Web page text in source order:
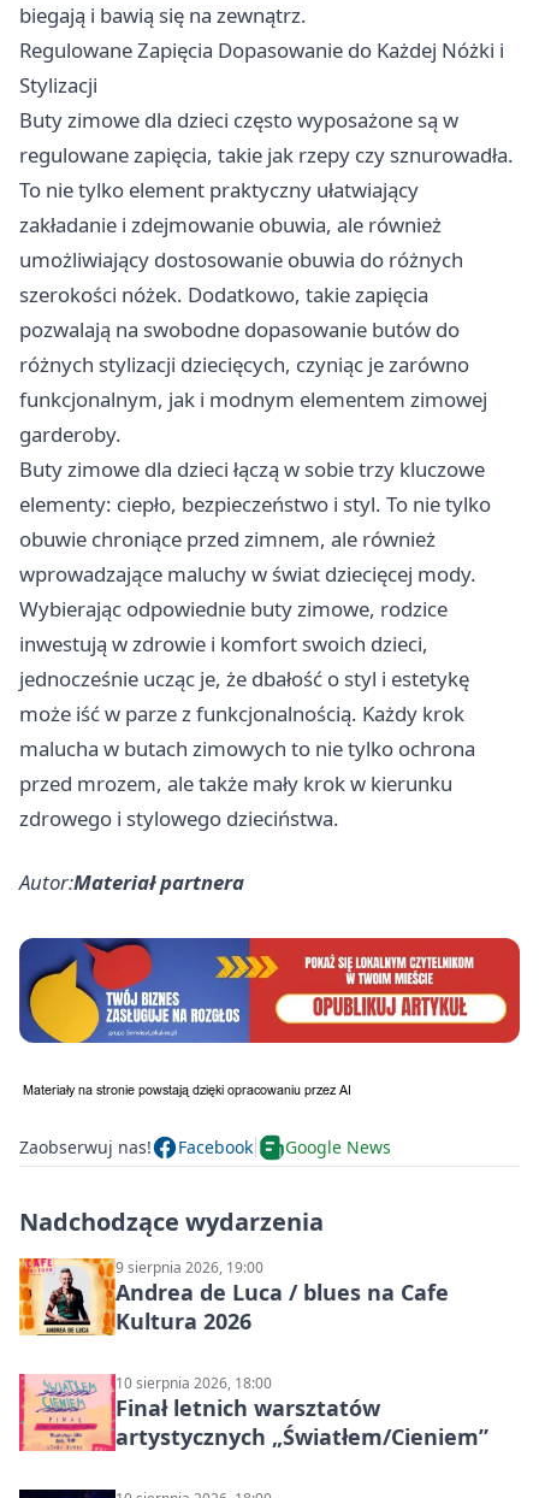
biegają i bawią się na zewnątrz.
Regulowane Zapięcia Dopasowanie do Każdej Nóżki i
Stylizacji
Buty zimowe dla dzieci często wyposażone są w
regulowane zapięcia, takie jak rzepy czy sznurowadła.
To nie tylko element praktyczny ułatwiający
zakładanie i zdejmowanie obuwia, ale również
umożliwiający dostosowanie obuwia do różnych
szerokości nóżek. Dodatkowo, takie zapięcia
pozwalają na swobodne dopasowanie butów do
różnych stylizacji dziecięcych, czyniąc je zarówno
funkcjonalnym, jak i modnym elementem zimowej
garderoby.
Buty zimowe dla dzieci łączą w sobie trzy kluczowe
elementy: ciepło, bezpieczeństwo i styl. To nie tylko
obuwie chroniące przed zimnem, ale również
wprowadzające maluchy w świat dziecięcej mody.
Wybierając odpowiednie buty zimowe, rodzice
inwestują w zdrowie i komfort swoich dzieci,
jednocześnie ucząc je, że dbałość o styl i estetykę
może iść w parze z funkcjonalnością. Każdy krok
malucha w butach zimowych to nie tylko ochrona
przed mrozem, ale także mały krok w kierunku
zdrowego i stylowego dzieciństwa.
Autor:Materiał partnera
Zaobserwuj nas! Facebook Google News
Nadchodzące wydarzenia
9 sierpnia 2026, 19:00
Andrea de Luca / blues na Cafe
Kultura 2026
10 sierpnia 2026, 18:00
Finał letnich warsztatów
artystycznych „Światłem/Cieniem”